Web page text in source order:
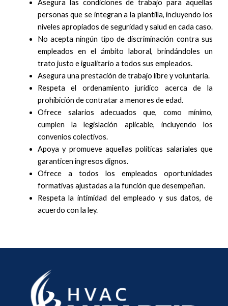
Asegura las condiciones de trabajo para aquellas
personas que se integran a la plantilla, incluyendo los
niveles apropiados de seguridad y salud en cada caso.
No acepta ningún tipo de discriminación contra sus
empleados en el ámbito laboral, brindándoles un
trato justo e igualitario a todos sus empleados.
Asegura una prestación de trabajo libre y voluntaria.
Respeta el ordenamiento jurídico acerca de la
prohibición de contratar a menores de edad.
Ofrece salarios adecuados que, como mínimo,
cumplen la legislación aplicable, incluyendo los
convenios colectivos.
Apoya y promueve aquellas políticas salariales que
garanticen ingresos dignos.
Ofrece a todos los empleados oportunidades
formativas ajustadas a la función que desempeñan.
Respeta la intimidad del empleado y sus datos, de
acuerdo con la ley.